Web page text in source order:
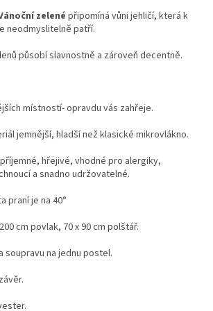
zelené připomíná vůni jehličí, která k
neodmyslitelně patří.
působí slavnostně a zároveň decentně.
místností- opravdu vás zahřeje.
jemnější, hladší než klasické mikrovlákno.
hřejivé, vhodné pro alergiky,
a snadno udržovatelné.
praní je na 40°
cm povlak, 70 x 90 cm polštář.
soupravu na jednu postel.